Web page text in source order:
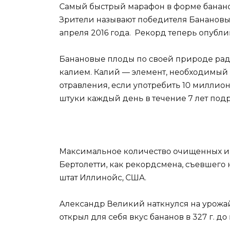
Самый быстрый марафон в форме
Зрители называют победителя
апреля 2016 года. Рекорд теперь
Банановые плоды по своей природе
калием. Калий — элемент, необходимый
отравления, если употребить 10
штуки каждый день в течение 7 лет
Максимальное количество очищенных и
Бертолетти, как рекордсмена, съевшего
штат Иллинойс, США.
Александр Великий наткнулся на
открыл для себя вкус бананов в 327 г.